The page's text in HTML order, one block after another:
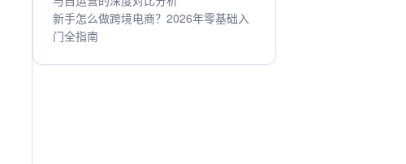
新手怎么做跨境电商？2026年零基础入
门全指南